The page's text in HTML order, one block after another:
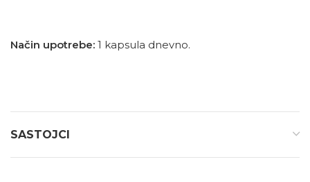
Način upotrebe: 1 kapsula dnevno.
SASTOJCI